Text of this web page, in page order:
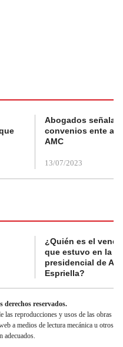
Abogados
convenios ente
AMC
13/07/2023
¿Quién es el
que estuvo en la
presidencial de
Espriella?
reservados.
reproducciones y usos de las obras
a medios de lectura mecánica u otros
adecuados.